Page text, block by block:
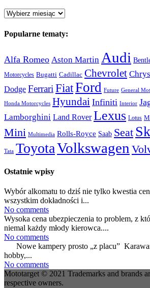
Archiwum:
Popularne tematy:
Alfa Romeo Aston Martin Audi
Motorcycles Bugatti Cadillac Chevrolet
Dodge Ferrari FiatFord Future General
Honda Motorcycles Hyundai Infiniti Interior
Lamborghini Land Rover Lexus Lotus
Mini Multimedia Rolls-Royce Saab Seat
Tata ToyotaVolkswagen
Ostatnie wpisy
Wybór alkomatu to dziś nie tylko kwestia
wszystkim dokładności i...
No comments
Wysoka cena ubezpieczenia to problem, z
niemal każdy młody kierowca....
No comments
Nowe kampery prosto „z placu”
hobby,...
No comments
Mototarget © 2021 Trademarks and brands
respective owners.